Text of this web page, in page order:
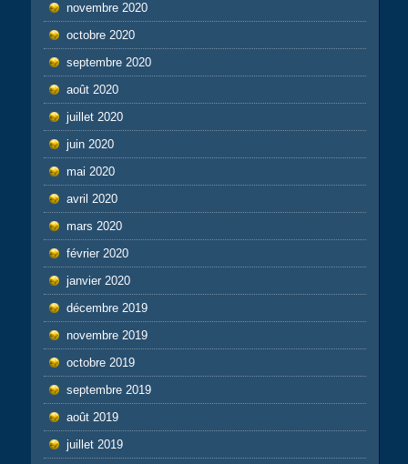
novembre 2020
octobre 2020
septembre 2020
août 2020
juillet 2020
juin 2020
mai 2020
avril 2020
mars 2020
février 2020
janvier 2020
décembre 2019
novembre 2019
octobre 2019
septembre 2019
août 2019
juillet 2019